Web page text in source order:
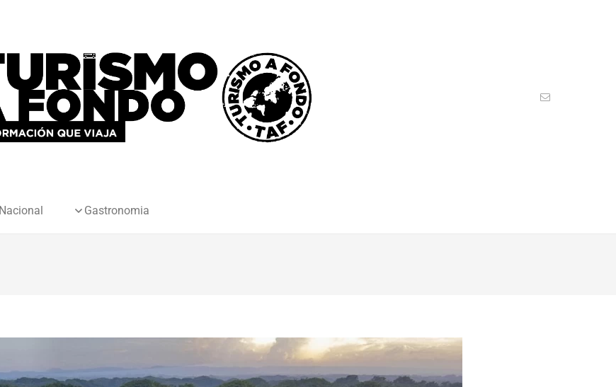
Nacional Gastronomia